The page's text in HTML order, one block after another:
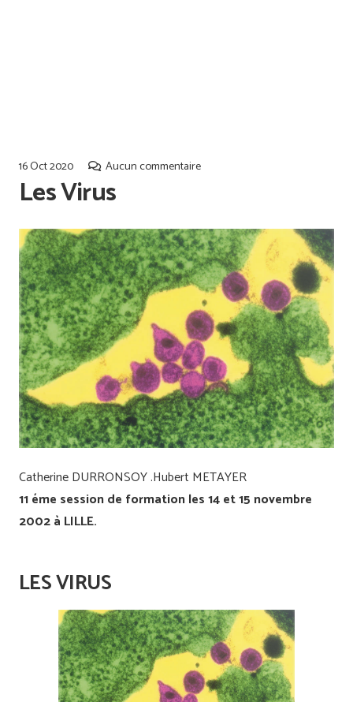
16 Oct 2020 Aucun commentaire
Les Virus
Catherine DURRONSOY .Hubert METAYER
11 éme session de formation les 14 et 15 novembre
2002 à LILLE.
LES VIRUS